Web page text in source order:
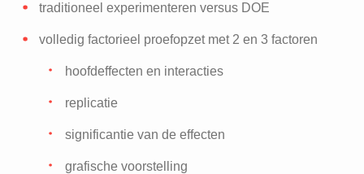
traditioneel experimenteren versus DOE
volledig factorieel proefopzet met 2 en 3 factoren
hoofdeffecten en interacties
replicatie
significantie van de effecten
grafische voorstelling